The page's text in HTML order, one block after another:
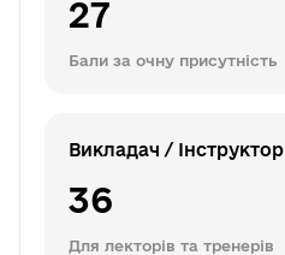
27
Бали за очну присутність
Викладач / Інструктор
36
Для лекторів та тренерів